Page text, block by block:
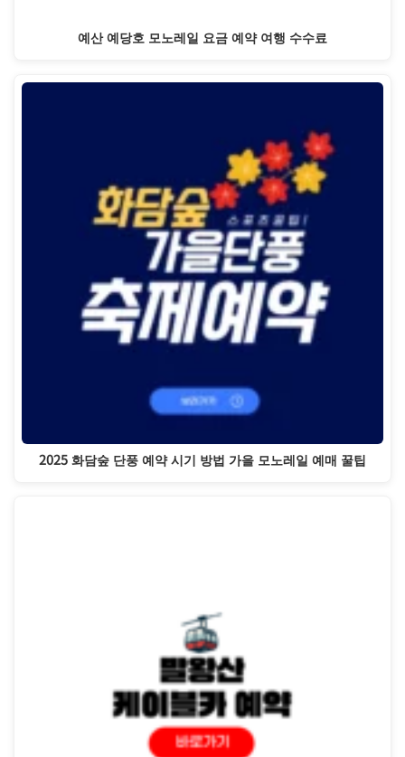
예산 예당호 모노레일 요금 예약 여행 수수료
2025 화담숲 단풍 예약 시기 방법 가을 모노레일 예매 꿀팁